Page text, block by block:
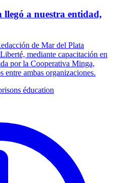
a nuestra entidad,
de Mar del Plata
mediante capacitación en
por la Cooperativa Minga,
entre ambas organizaciones.
éducation